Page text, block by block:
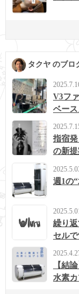
タクヤ のブロ
V3フ
ベー
指宿
の新
週1の
2025.5.01
繰り
セル
【結
水素